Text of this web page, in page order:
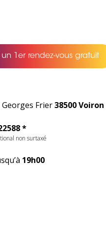
1er rendez-vous gratuit
Georges Frier38500 Voiron
*
non surtaxé
19h00